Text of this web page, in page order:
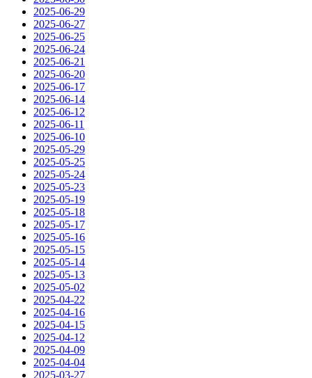
2025-06-29
2025-06-27
2025-06-25
2025-06-24
2025-06-21
2025-06-20
2025-06-17
2025-06-14
2025-06-12
2025-06-11
2025-06-10
2025-05-29
2025-05-25
2025-05-24
2025-05-23
2025-05-19
2025-05-18
2025-05-17
2025-05-16
2025-05-15
2025-05-14
2025-05-13
2025-05-02
2025-04-22
2025-04-16
2025-04-15
2025-04-12
2025-04-09
2025-04-04
2025-03-27